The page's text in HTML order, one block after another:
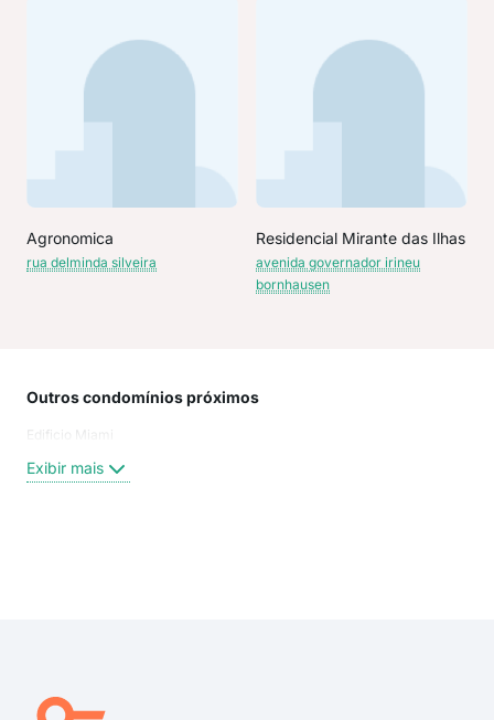
Agronomica
rua delminda silveira
Residencial Mirante das Ilhas
avenida governador irineu
bornhausen
Outros condomínios próximos
Edificio Miami
Exibir mais